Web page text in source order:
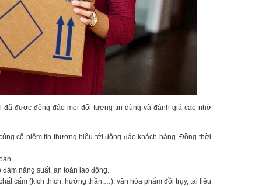
đã được đông đảo mọi đối tượng tin dùng và đánh giá cao nhờ
cố niềm tin thương hiệu tới đông đảo khách hàng. Đồng thời
năng suất, an toàn lao động.
cấm (kích thích, hướng thần,…), văn hóa phẩm đồi trụy, tài liệu